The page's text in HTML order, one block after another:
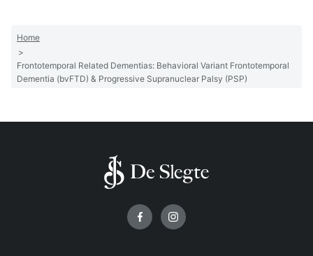
Home
>
Frontotemporal Related Dementias: Behavioral Variant Frontotemporal
Dementia (bvFTD) & Progressive Supranuclear Palsy (PSP)